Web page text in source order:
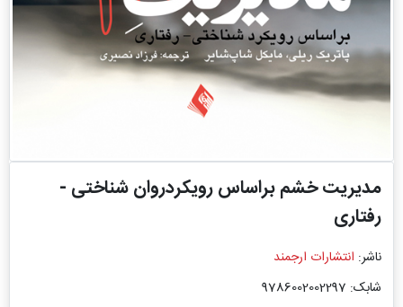
مدیریت خشم براساس رویکردروان شناختی -
رفتاری
ناشر: انتشارات ارجمند
شابک: 9786002002297